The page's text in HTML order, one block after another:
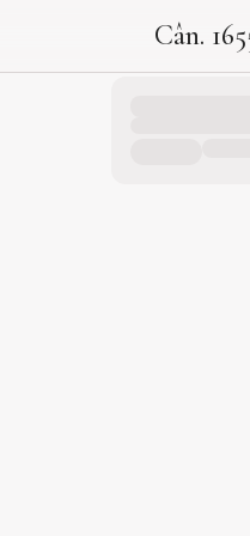
Cân.